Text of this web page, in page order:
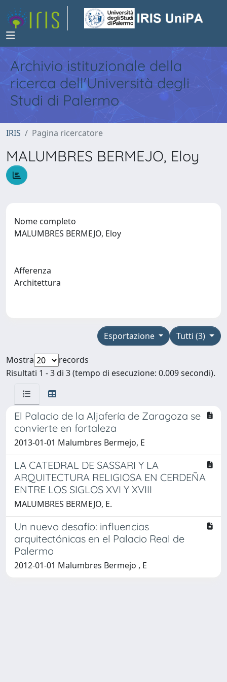
Archivio istituzionale della
ricerca dell'Università degli
Studi di Palermo
IRIS Pagina ricercatore
MALUMBRES BERMEJO, Eloy
Nome completo
MALUMBRES BERMEJO, Eloy
Afferenza
Architettura
Tutti (3)
Esportazione
Mostra
records
Risultati 1 - 3 di 3 (tempo di esecuzione: 0.009 secondi).
El Palacio de la Aljafería de Zaragoza se
convierte en fortaleza
2013-01-01 Malumbres Bermejo, E
LA CATEDRAL DE SASSARI Y LA
ARQUITECTURA RELIGIOSA EN CERDEÑA
ENTRE LOS SIGLOS XVI Y XVIII
MALUMBRES BERMEJO, E.
Un nuevo desafío: influencias
arquitectónicas en el Palacio Real de
Palermo
2012-01-01 Malumbres Bermejo , E